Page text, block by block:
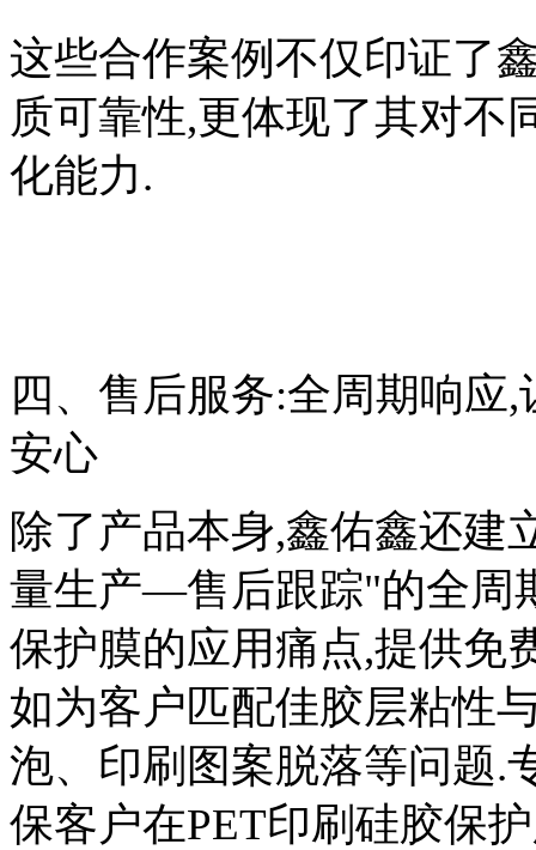
这些合作案例不仅印证了
质可靠性,更体现了其对不
化能力.
四、售后服务:全周期响应
安心
除了产品本身,鑫佑鑫还
量生产—售后跟踪"的全周
保护膜的应用痛点,提供免
如为客户匹配佳胶层粘性
泡、印刷图案脱落等问题.
保客户在PET印刷硅胶保